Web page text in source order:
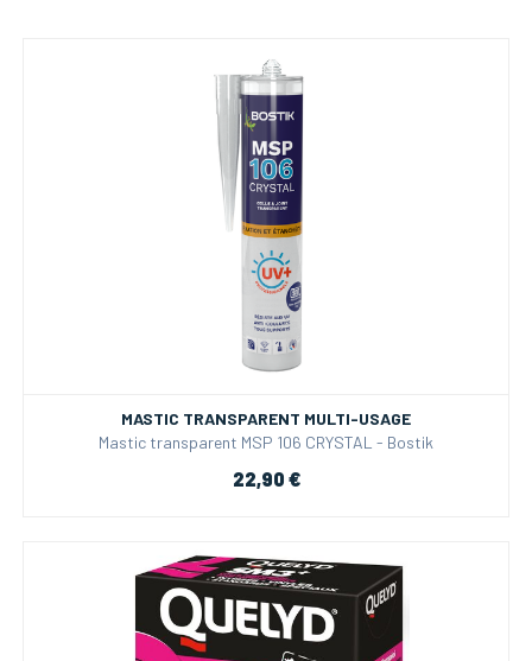
MASTIC TRANSPARENT MULTI-USAGE
Mastic transparent MSP 106 CRYSTAL - Bostik
22,90 €